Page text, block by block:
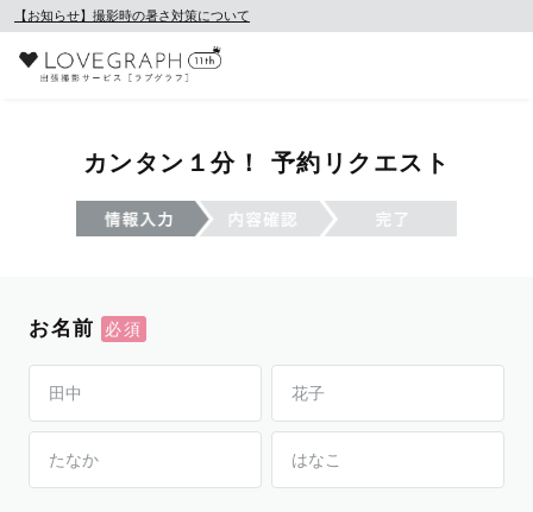
【お知らせ】撮影時の暑さ対策について
カンタン１分！ 予約リクエスト
お名前